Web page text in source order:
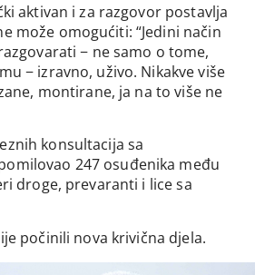
aktivan i za razgovor postavlja
može omogućiti: “Jedini način
− ne samo o tome,
− izravno, uživo. Nikakve više
montirane, ja na to više ne
konsultacija sa
247 osuđenika među
droge, prevaranti i lice sa
počinili nova krivična djela.